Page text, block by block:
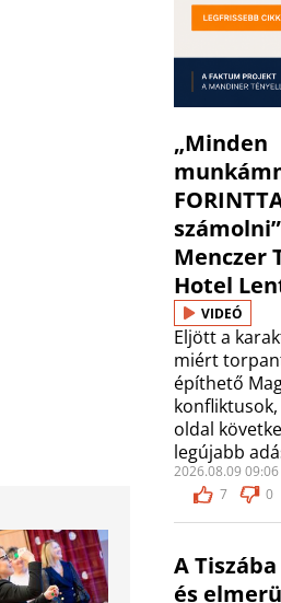
„Minden
Menczer
Hotel
VIDEÓ
Eljött a
miért
építhető
oldal
legújabb
2026.08.09 09:06
7
0
A
és